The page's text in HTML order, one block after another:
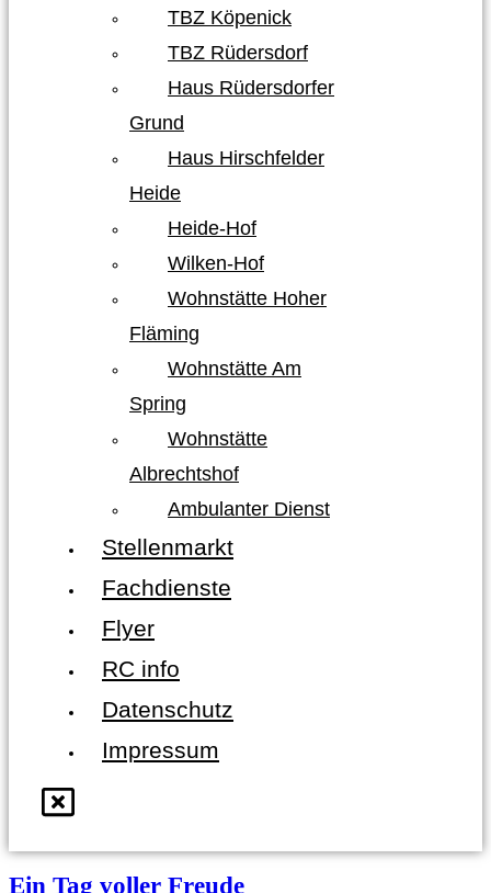
TBZ Köpenick
TBZ Rüdersdorf
Haus Rüdersdorfer
Grund
Haus Hirschfelder
Heide
Heide-Hof
Wilken-Hof
Wohnstätte Hoher
Fläming
Wohnstätte Am
Spring
Wohnstätte
Albrechtshof
Ambulanter Dienst
Stellenmarkt
Fachdienste
Flyer
RC info
Datenschutz
Impressum
Ein Tag voller Freude